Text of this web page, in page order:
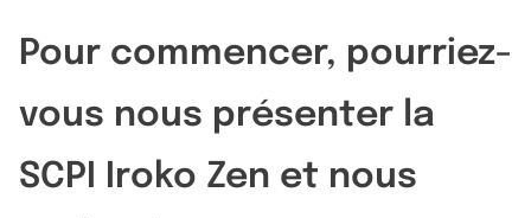
Pour commencer, pourriez-
vous nous présenter la
SCPI Iroko Zen et nous